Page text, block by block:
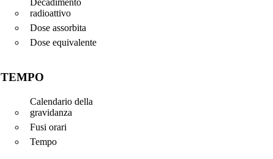
Decadimento
radioattivo
Dose assorbita
Dose equivalente
TEMPO
Calendario della
gravidanza
Fusi orari
Tempo